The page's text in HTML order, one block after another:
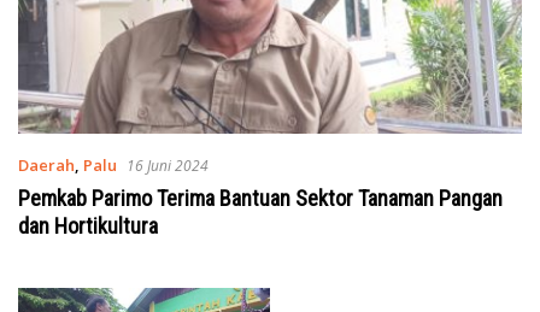
Daerah, Palu 16 Juni 2024
Pemkab Parimo Terima Bantuan Sektor Tanaman Pangan
dan Hortikultura